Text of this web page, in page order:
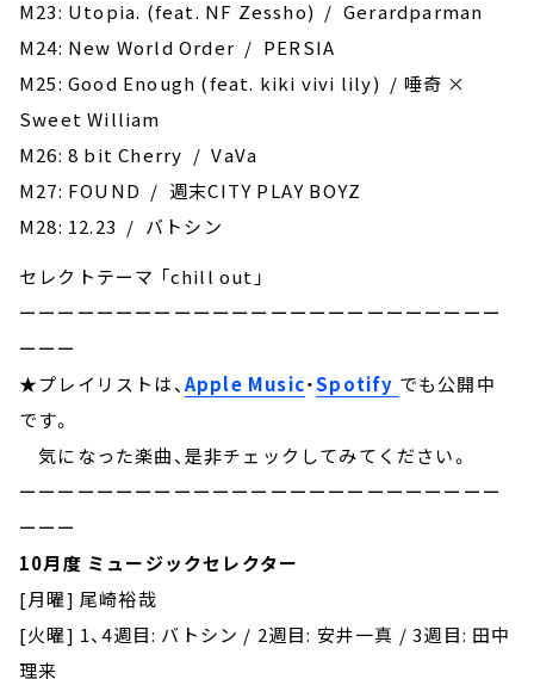
M23: Utopia. (feat. NF Zessho) / Gerardparman
M24: New World Order / PERSIA
M25: Good Enough (feat. kiki vivi lily) / 唾奇 ×
Sweet William
M26: 8 bit Cherry / VaVa
M27: FOUND / 週末CITY PLAY BOYZ
M28: 12.23 / バトシン
セレクトテーマ 「chill out」
ーーーーーーーーーーーーーーーーーーーーーーーーー
ーーー
★プレイリストは、Apple Music・Spotify でも公開中
です。
気になった楽曲、是非チェックしてみてください。
ーーーーーーーーーーーーーーーーーーーーーーーーー
ーーー
10月度 ミュージックセレクター
[月曜] 尾崎裕哉
[火曜] 1、4週目: バトシン / 2週目: 安井一真 / 3週目: 田中
理来